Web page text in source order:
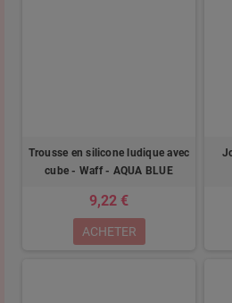
Trousse en silicone ludique avec
cube - Waff - AQUA BLUE
9,22 €
ACHETER